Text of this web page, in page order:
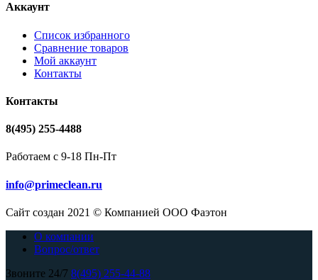
Аккаунт
Список избранного
Сравнение товаров
Мой аккаунт
Контакты
Контакты
8(495) 255-4488
Работаем с 9-18 Пн-Пт
info@primeclean.ru
Сайт создан 2021 © Компанией ООО Фаэтон
О компании
Вопрос/ответ
Звоните 24/7 8(495) 255-44-88